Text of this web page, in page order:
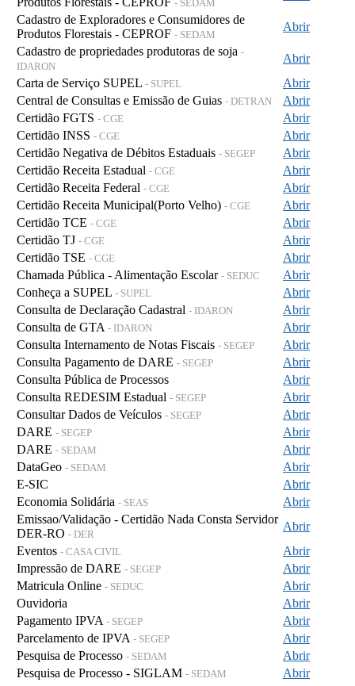
- SEDAM
Cadastro de Exploradores e Consumidores de
Produtos Florestais - CEPROF - SEDAM
Abrir
Cadastro de propriedades produtoras de soja -
IDARON
Abrir
Carta de Serviço SUPEL - SUPEL
Abrir
Central de Consultas e Emissão de Guias - DETRAN
Abrir
Certidão FGTS - CGE
Abrir
Certidão INSS - CGE
Abrir
Certidão Negativa de Débitos Estaduais - SEGEP
Abrir
Certidão Receita Estadual - CGE
Abrir
Certidão Receita Federal - CGE
Abrir
Certidão Receita Municipal(Porto Velho) - CGE
Abrir
Certidão TCE - CGE
Abrir
Certidão TJ - CGE
Abrir
Certidão TSE - CGE
Abrir
Chamada Pública - Alimentação Escolar - SEDUC
Abrir
Conheça a SUPEL - SUPEL
Abrir
Consulta de Declaração Cadastral - IDARON
Abrir
Consulta de GTA - IDARON
Abrir
Consulta Internamento de Notas Fiscais - SEGEP
Abrir
Consulta Pagamento de DARE - SEGEP
Abrir
Consulta Pública de Processos
Abrir
Consulta REDESIM Estadual - SEGEP
Abrir
Consultar Dados de Veículos - SEGEP
Abrir
DARE - SEGEP
Abrir
DARE - SEDAM
Abrir
DataGeo - SEDAM
Abrir
E-SIC
Abrir
Economia Solidária - SEAS
Abrir
Emissao/Validação - Certidão Nada Consta Servidor
DER-RO - DER
Abrir
Eventos - CASA CIVIL
Abrir
Impressão de DARE - SEGEP
Abrir
Matricula Online - SEDUC
Abrir
Ouvidoria
Abrir
Pagamento IPVA - SEGEP
Abrir
Parcelamento de IPVA - SEGEP
Abrir
Pesquisa de Processo - SEDAM
Abrir
Pesquisa de Processo - SIGLAM - SEDAM
Abrir